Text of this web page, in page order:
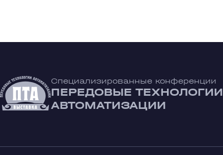
Специализированные конференции
ПЕРЕДОВЫЕ ТЕХНОЛОГИИ
АВТОМАТИЗАЦИИ